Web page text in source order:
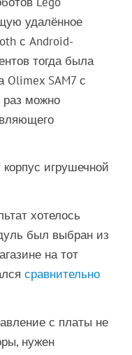
удалённое
с Android-
тогда была
Olimex SAM7 с
раз можно
игрушечной
хотелось
был выбран из
на тот
сравнительно
с платы не
нужен